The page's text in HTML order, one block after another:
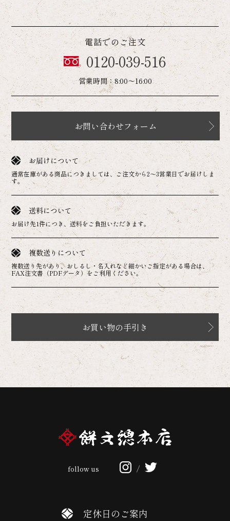
電話でのご注文
0120-039-516
営業時間：8:00～16:00
お問い合わせフォーム
お届けについて
通常在庫がある商品につきましては、ご注文から2～3営業日でお届けしま
す。
送料について
お届け先1件につき、送料をご負担いただきます。
複数送りについて
複数送り先があり、おしるし・名入れなど細かいご指定がある場合は、
FAX注文書（PDFデータ）をご利用ください。
お買い物の手引き
follow us /
定休日のご案内